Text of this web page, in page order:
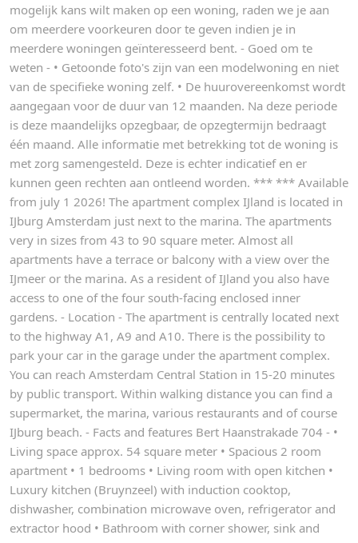
mogelijk kans wilt maken op een woning, raden we je aan
om meerdere voorkeuren door te geven indien je in
meerdere woningen geïnteresseerd bent. - Goed om te
weten - • Getoonde foto's zijn van een modelwoning en niet
van de specifieke woning zelf. • De huurovereenkomst wordt
aangegaan voor de duur van 12 maanden. Na deze periode
is deze maandelijks opzegbaar, de opzegtermijn bedraagt
één maand. Alle informatie met betrekking tot de woning is
met zorg samengesteld. Deze is echter indicatief en er
kunnen geen rechten aan ontleend worden. *** *** Available
from july 1 2026! The apartment complex IJland is located in
IJburg Amsterdam just next to the marina. The apartments
very in sizes from 43 to 90 square meter. Almost all
apartments have a terrace or balcony with a view over the
IJmeer or the marina. As a resident of IJland you also have
access to one of the four south-facing enclosed inner
gardens. - Location - The apartment is centrally located next
to the highway A1, A9 and A10. There is the possibility to
park your car in the garage under the apartment complex.
You can reach Amsterdam Central Station in 15-20 minutes
by public transport. Within walking distance you can find a
supermarket, the marina, various restaurants and of course
IJburg beach. - Facts and features Bert Haanstrakade 704 - •
Living space approx. 54 square meter • Spacious 2 room
apartment • 1 bedrooms • Living room with open kitchen •
Luxury kitchen (Bruynzeel) with induction cooktop,
dishwasher, combination microwave oven, refrigerator and
extractor hood • Bathroom with corner shower, sink and